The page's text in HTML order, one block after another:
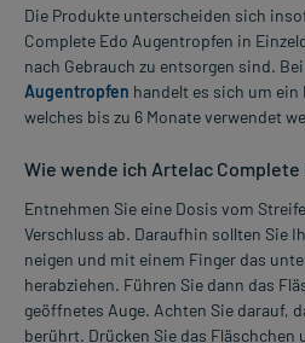
Die Produkte unterscheiden sich
Complete Edo Augentropfen in
nach Gebrauch zu entsorgen sind.
Augentropfen handelt es sich um
welches bis zu 6 Monate verwendet
Wie wende ich Artelac Complete
Entnehmen Sie eine Dosis vom
Verschluss ab. Daraufhin sollten Sie
neigen und mit einem Finger das
herabziehen. Führen Sie dann das
geöffnetes Auge. Achten Sie darauf,
berührt. Drücken Sie das Fläschchen